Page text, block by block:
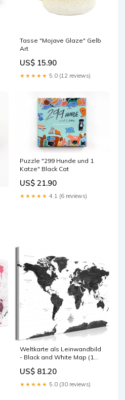
Tasse "Mojave Glaze" Gelb
Art
US$ 15.90
★★★★★ 5.0 (12 reviews)
Puzzle "299 Hunde und 1
Katze" Black Cat
US$ 21.90
★★★★★ 4.1 (6 reviews)
Weltkarte als Leinwandbild
- Black and White Map (1
US$ 81.20
★★★★★ 5.0 (30 reviews)